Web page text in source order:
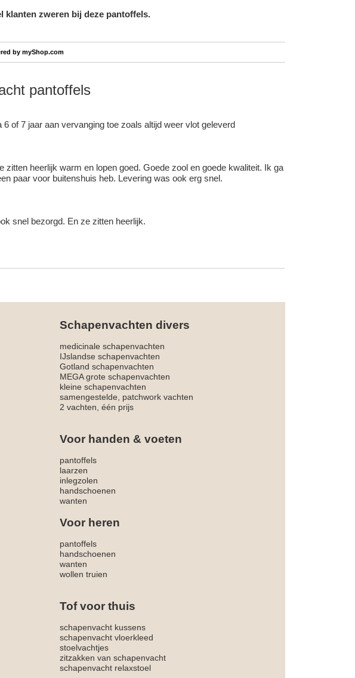
klanten zweren bij deze pantoffels.
bymyShop.com
pantoffels
of 7 jaar aan vervanging toe zoals altijd weer vlot geleverd
heerlijk warm en lopen goed. Goede zool en goede kwaliteit. Ik ga
paar voor buitenshuis heb. Levering was ook erg snel.
snel bezorgd. En ze zitten heerlijk.
Schapenvachten divers
medicinale schapenvachten
IJslandse schapenvachten
Gotland schapenvachten
MEGA grote schapenvachten
kleine schapenvachten
samengestelde, patchwork vachten
2 vachten, één prijs
Voor handen & voeten
pantoffels
laarzen
inlegzolen
handschoenen
wanten
Voor heren
pantoffels
handschoenen
wanten
wollen truien
Tof voor thuis
schapenvacht kussens
schapenvacht vloerkleed
stoelvachtjes
zitzakken van schapenvacht
schapenvacht relaxstoel